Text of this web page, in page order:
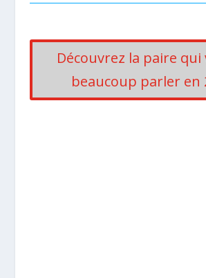
Découvrez la paire qui
beaucoup parler en